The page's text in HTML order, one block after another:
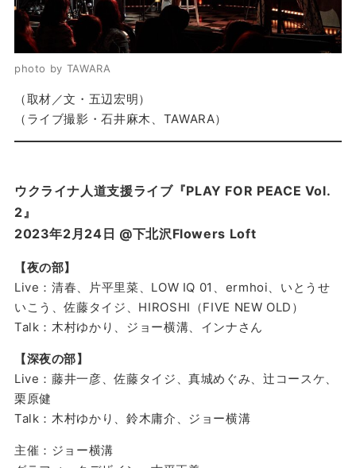
photo by TAWARA
（取材／文・五辺宏明）
（ライブ撮影・石井麻木、TAWARA）
ウクライナ人道支援ライブ『PLAY FOR PEACE Vol.
2』
2023年2月24日 @下北沢Flowers Loft
【夜の部】
Live：清春、片平里菜、LOW IQ 01、ermhoi、いとうせ
いこう、佐藤タイジ、HIROSHI（FIVE NEW OLD）
Talk：木村ゆかり、ジョー横溝、インナさん
【深夜の部】
Live：藤井一彦、佐藤タイジ、真城めぐみ、辻コースケ、
栗原健
Talk：木村ゆかり、鈴木庸介、ジョー横溝
主催：ジョー横溝